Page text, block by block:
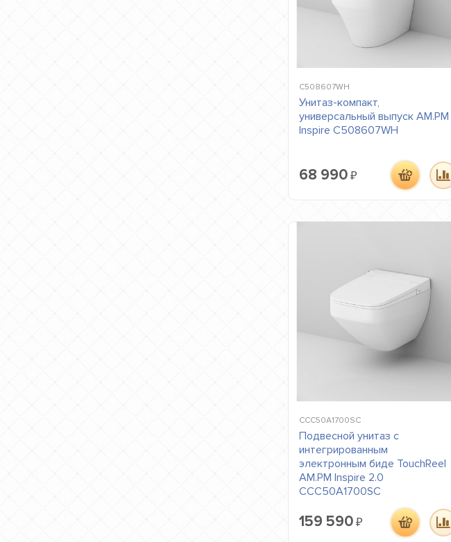
C508607WH
Унитаз-компакт,
универсальный выпуск AM.PM
Inspire C508607WH
68 990₽
CCC50A1700SC
Подвесной унитаз с
интегрированным
электронным биде TouchReel
AM.PM Inspire 2.0
CCC50A1700SC
159 590₽